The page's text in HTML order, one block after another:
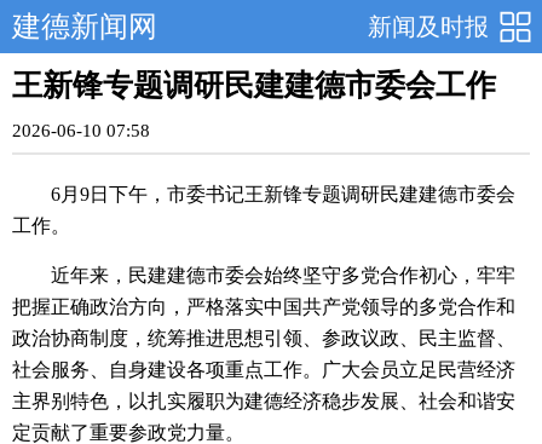
新闻及时报
建德新闻网
王新锋专题调研民建建德市委会工作
2026-06-10 07:58
6月9日下午，市委书记王新锋专题调研民建建德市委会
工作。
近年来，民建建德市委会始终坚守多党合作初心，牢牢
把握正确政治方向，严格落实中国共产党领导的多党合作和
政治协商制度，统筹推进思想引领、参政议政、民主监督、
社会服务、自身建设各项重点工作。广大会员立足民营经济
主界别特色，以扎实履职为建德经济稳步发展、社会和谐安
定贡献了重要参政党力量。